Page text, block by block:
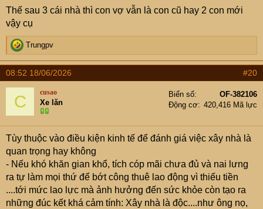
Thế sau 3 cái nhà thì con vợ vẫn là con cũ hay 2 con mới
vậy cụ
R
e
a
c
t
i
o
n
s
:
Trungpv
08:52 18/06/2026 #20
C cusao
Xe lăn
Biển số
OF-382106
Động cơ
420,416 Mã lực
Tùy thuộc vào điều kiện kinh tế để đánh giá việc xây nhà là
quan trọng hay không
- Nếu khó khăn gian khổ, tích cóp mãi chưa đủ và nai lưng
ra tự làm mọi thứ để bớt công thuê lao động vì thiếu tiền
....tới mức lao lực mà ảnh hưởng đến sức khỏe còn tạo ra
những đúc kết khá cảm tính: Xây nhà là độc....như ông nọ,